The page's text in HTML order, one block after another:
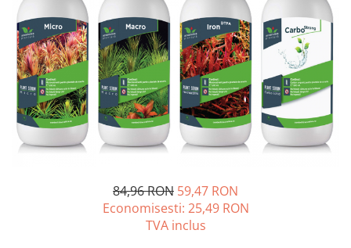
SALAM
SUPA
DIETE VETERINARE
ROYAL CANIN DIETE
HILLS PD
Calibra Diets
MONGE
PLICURI
CONSERVE
DIETE VETERINARE
DIETĂ USCATĂ
DIETĂ UMEDĂ
ANTIPARAZITARE EXTERNE
PIPETE
ANTIPARAZITARE INTERNE
84,96 RON 59,47 RON
Economisesti: 25,49 RON
TVA inclus